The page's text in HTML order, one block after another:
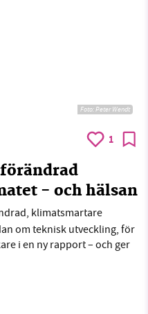
Foto: Peter Wendt
1
- och hälsan
klimatsmartare
om teknisk utveckling, för
i en ny rapport – och ger